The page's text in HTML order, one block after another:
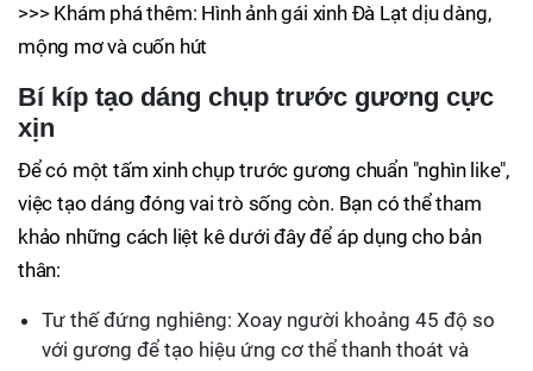
>>> Khám phá thêm: Hình ảnh gái xinh Đà Lạt dịu dàng,
mộng mơ và cuốn hút
Bí kíp tạo dáng chụp trước gương cực
xịn
Để có một tấm xinh chụp trước gương chuẩn "nghìn like",
việc tạo dáng đóng vai trò sống còn. Bạn có thể tham
khảo những cách liệt kê dưới đây để áp dụng cho bản
thân:
Tư thế đứng nghiêng: Xoay người khoảng 45 độ so
với gương để tạo hiệu ứng cơ thể thanh thoát và